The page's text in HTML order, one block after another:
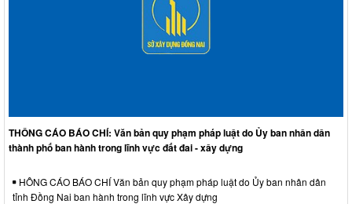
THÔNG CÁO BÁO CHÍ: Văn bản quy phạm pháp luật do Ủy ban nhân dân
thành phố ban hành trong lĩnh vực đất đai - xây dựng
HÔNG CÁO BÁO CHÍ Văn bản quy phạm pháp luật do Ủy ban nhân dân
tỉnh Đồng Nai ban hành trong lĩnh vực Xây dựng